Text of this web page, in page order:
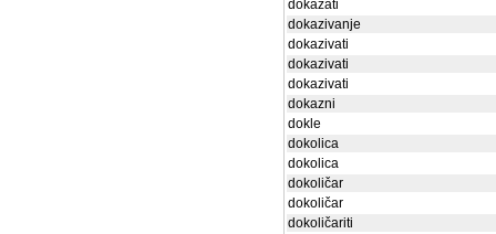
dokazati
dokazivanje
dokazivati
dokazivati
dokazivati
dokazni
dokle
dokolica
dokolica
dokoličar
dokoličar
dokoličariti